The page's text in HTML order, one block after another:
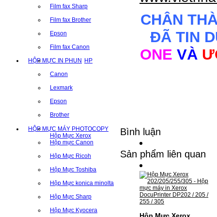
Film fax Sharp
Film fax Brother
Epson
Film fax Canon
HỘP MỰC IN PHUN HP
Canon
Lexmark
Epson
Brother
HỘP MỰC MÁY PHOTOCOPY
Hộp Mực Xerox
Hộp mực Canon
Hộp Mực Ricoh
Hộp Mực Toshiba
Hộp Mực konica minolta
Hộp Mực Sharp
Hộp Mực Kyocera
CHÂN
ĐÃ TIN
ONE VÀ
Bình luận
Sản phẩm liên quan